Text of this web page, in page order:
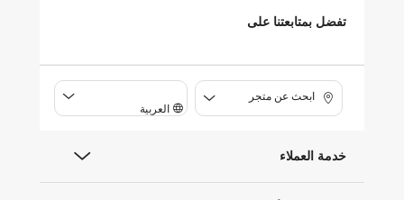
تفضل بمتابعتنا على
ابحث عن متجر
العربية
خدمة العملاء